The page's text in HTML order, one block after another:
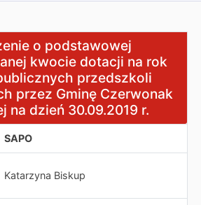
zaktualizowanej kwocie
o podstawowej
kwocie dotacji na rok
przedszkoli
przez Gminę Czerwonak
na dzień 30.09.2019 r.
SAPO
Katarzyna Biskup